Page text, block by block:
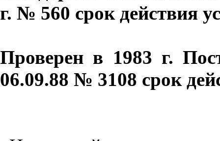
г. № 560 срок действия
Проверен в 1983 г.
06.09.88 № 3108 срок